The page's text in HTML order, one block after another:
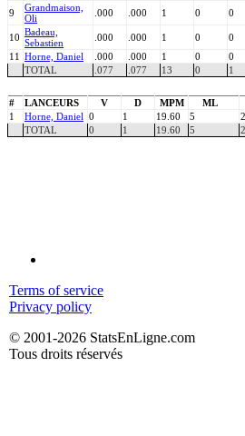
9
Grandmaison,
Oli
.000 .000 1 0 0
10 Badeau,
Sebastien
.000 .000 1 0 0
11 Horne, Daniel .000 .000 1 0 0
TOTAL
.077 .077 13 0 1
# LANCEURS V D MPM ML
1
Horne, Daniel 0 1 19.60 5
TOTAL
0 1 19.60 5
Terms of service
Privacy policy
© 2001-2026 StatsEnLigne.com
Tous droits réservés